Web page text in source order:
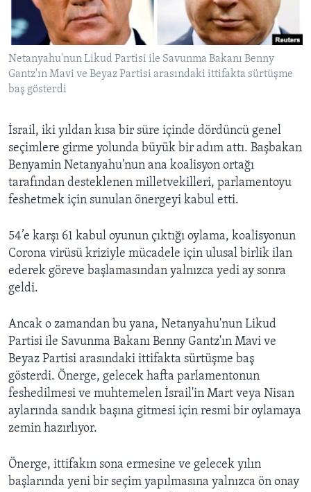
HAYATTAN
SANAT
BIZI TAKIP EDIN
Diller
Netanyahu'nun Likud Partisi ile Savunma Bakanı Benny
Gantz'ın Mavi ve Beyaz Partisi arasındaki ittifakta sürtüşme
baş gösterdi
İsrail, iki yıldan kısa bir süre içinde dördüncü genel
seçimlere girme yolunda büyük bir adım attı. Başbakan
Benyamin Netanyahu'nun ana koalisyon ortağı
tarafından desteklenen milletvekilleri, parlamentoyu
feshetmek için sunulan önergeyi kabul etti.
54’e karşı 61 kabul oyunun çıktığı oylama, koalisyonun
Corona virüsü kriziyle mücadele için ulusal birlik ilan
ederek göreve başlamasından yalnızca yedi ay sonra
geldi.
Ancak o zamandan bu yana, Netanyahu'nun Likud
Partisi ile Savunma Bakanı Benny Gantz'ın Mavi ve
Beyaz Partisi arasındaki ittifakta sürtüşme baş
gösterdi. Önerge, gelecek hafta parlamentonun
feshedilmesi ve muhtemelen İsrail'in Mart veya Nisan
aylarında sandık başına gitmesi için resmi bir oylamaya
zemin hazırlıyor.
Önerge, ittifakın sona ermesine ve gelecek yılın
başlarında yeni bir seçim yapılmasına yalnızca ön onay